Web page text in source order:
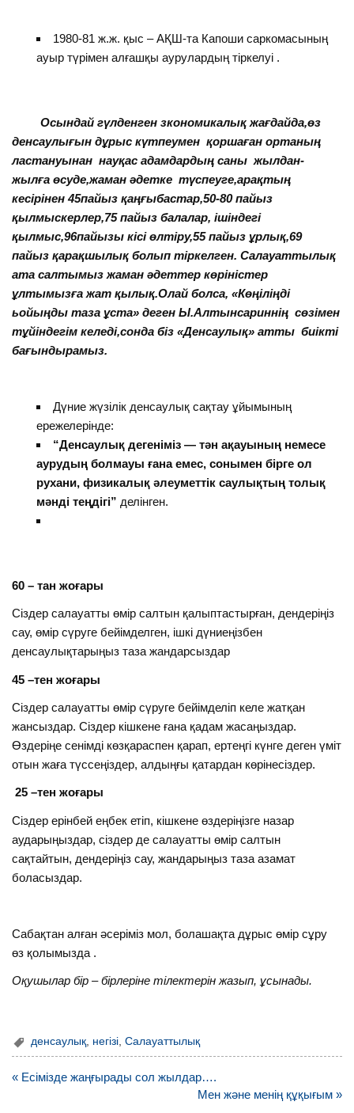
1980-81 ж.ж. қыс – АҚШ-та Капоши саркомасының
ауыр түрімен алғашқы аурулардың тіркелуі .
Осындай гүлденген зкономикалық жағдайда,өз
денсаулығын дұрыс күтпеумен қоршаған ортаның
ластануынан науқас адамдардың саны жылдан-
жылға өсуде,жаман әдетке түспеуге,арақтың
кесірінен 45пайыз қаңғыбастар,50-80 пайыз
қылмыскерлер,75 пайыз балалар, ішіндегі
қылмыс,96пайызы кісі өлтіру,55 пайыз ұрлық,69
пайыз қарақшылық болып тіркелген. Салауаттылық
ата салтымыз жаман әдеттер көріністер
ұлтымызға жат қылық.Олай болса, «Көңіліңді
ьойыңды таза ұста» деген Ы.Алтынсариннің сөзімен
тұйіндегім келеді,сонда біз «Денсаулық» атты биікті
бағындырамыз.
Дүние жүзілік денсаулық сақтау ұйымының
ережелерінде:
“Денсаулық дегеніміз — тән ақауының немесе
аурудың болмауы ғана емес, сонымен бірге ол
рухани, физикалық әлеуметтік саулықтың толық
мәнді теңдігі” делінген.
60 – тан жоғары
Сіздер салауатты өмір салтын қалыптастырған, дендеріңіз
сау, өмір сүруге бейімделген, ішкі дүниеңізбен
денсаулықтарыңыз таза жандарсыздар
45 –тен жоғары
Сіздер салауатты өмір сүруге бейімделіп келе жатқан
жансыздар. Сіздер кішкене ғана қадам жасаңыздар.
Өздеріңе сенімді көзқараспен қарап, ертеңгі күнге деген үміт
отын жаға түссеңіздер, алдыңғы қатардан көрінесіздер.
25 –тен жоғары
Сіздер ерінбей еңбек етіп, кішкене өздеріңізге назар
аударыңыздар, сіздер де салауатты өмір салтын
сақтайтын, дендеріңіз сау, жандарыңыз таза азамат
боласыздар.
Сабақтан алған әсеріміз мол, болашақта дұрыс өмір сұру
өз қолымызда .
Оқушылар бір – бірлеріне тілектерін жазып, ұсынады.
денсаулық, негізі,Салауаттылық
Навигация
« Есімізде жаңғырады сол жылдар….
Мен және менің құқығым »